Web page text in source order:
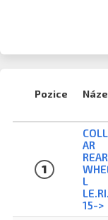
Pozice
1
COLL
AR
REAR
L
LE.RI.
15->